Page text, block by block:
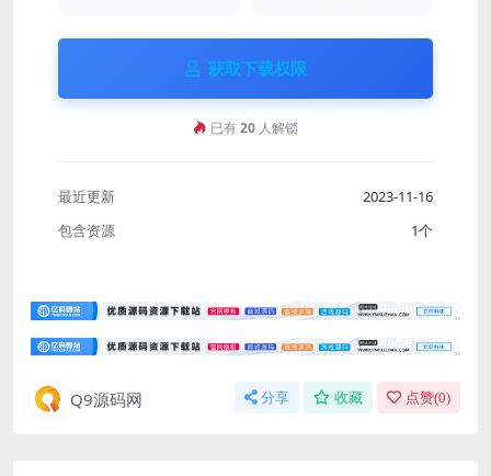
获取下载权限
已有20人解锁
最近更新
2023-11-16
包含资源
1个
Q9源码网 分享 收藏 点赞(0)